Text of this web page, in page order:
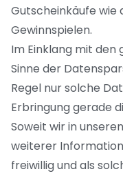
Gutscheinkäufe wie
Gewinnspielen.
Im Einklang mit den
Sinne der
Regel nur solche
Erbringung gerade
Soweit wir in
weiterer
freiwillig und als